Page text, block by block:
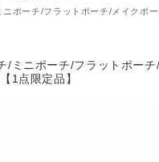
ニポーチ/フラットポーチ/メイクポ
/ミニポーチ/フラットポー
1点限定品】